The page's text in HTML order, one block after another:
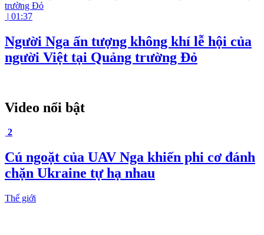
| 01:37
Người Nga ấn tượng không khí lễ hội của
người Việt tại Quảng trường Đỏ
Video nổi bật
2
Cú ngoặt của UAV Nga khiến phi cơ đánh
chặn Ukraine tự hạ nhau
Thế giới